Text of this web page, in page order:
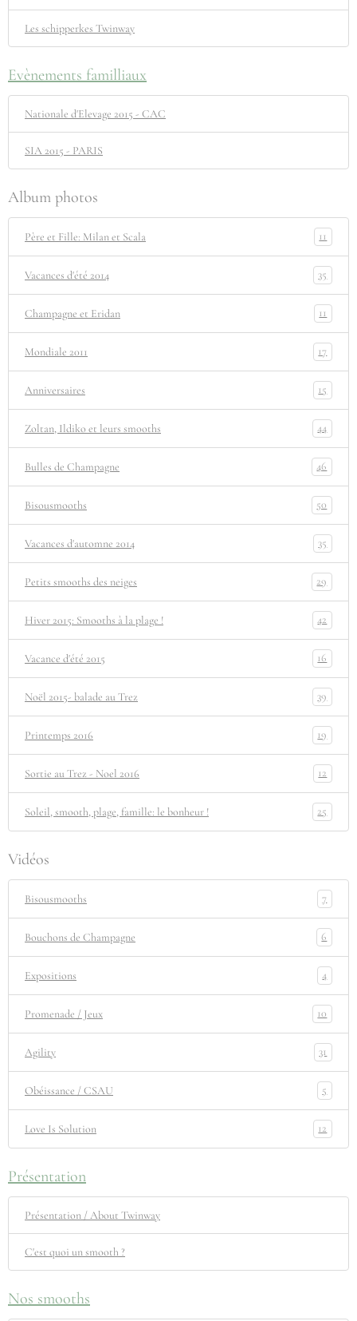
Les schipperkes Twinway
Evènements familliaux
Nationale d'Elevage 2015 - CAC
SIA 2015 - PARIS
Album photos
Père et Fille: Milan et Scala 11
Vacances d'été 2014 35
Champagne et Eridan 11
Mondiale 2011 17
Anniversaires 15
Zoltan, Ildiko et leurs smooths 44
Bulles de Champagne 46
Bisousmooths 50
Vacances d'automne 2014 35
Petits smooths des neiges 29
Hiver 2015: Smooths à la plage ! 42
Vacance d'été 2015 16
Noël 2015- balade au Trez 39
Printemps 2016 19
Sortie au Trez - Noel 2016 12
Soleil, smooth, plage, famille: le bonheur ! 25
Vidéos
Bisousmooths 7
Bouchons de Champagne 6
Expositions 4
Promenade / Jeux 10
Agility 31
Obéissance / CSAU 5
Love Is Solution 12
Présentation
Présentation / About Twinway
C'est quoi un smooth ?
Nos smooths